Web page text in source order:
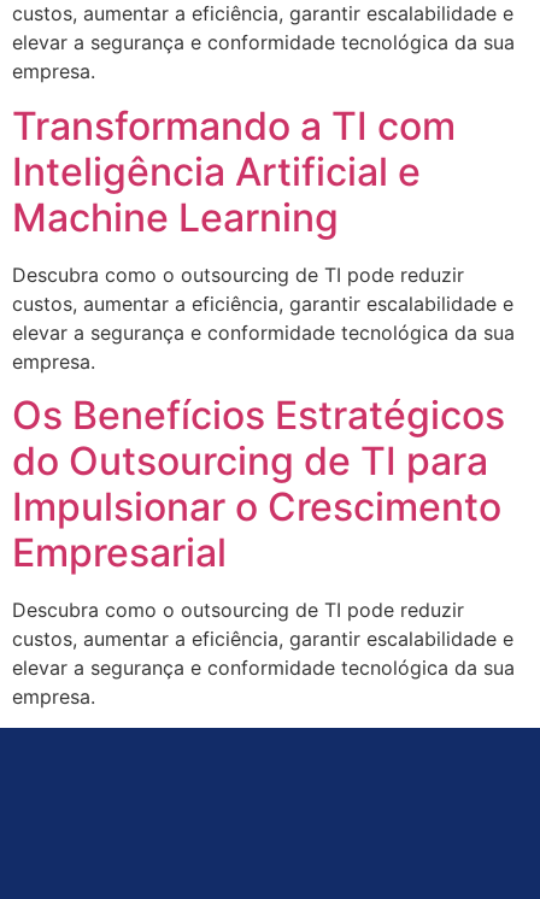
custos, aumentar a eficiência, garantir escalabilidade e
elevar a segurança e conformidade tecnológica da sua
empresa.
Transformando a TI com
Inteligência Artificial e
Machine Learning
Descubra como o outsourcing de TI pode reduzir
custos, aumentar a eficiência, garantir escalabilidade e
elevar a segurança e conformidade tecnológica da sua
empresa.
Os Benefícios Estratégicos
do Outsourcing de TI para
Impulsionar o Crescimento
Empresarial
Descubra como o outsourcing de TI pode reduzir
custos, aumentar a eficiência, garantir escalabilidade e
elevar a segurança e conformidade tecnológica da sua
empresa.